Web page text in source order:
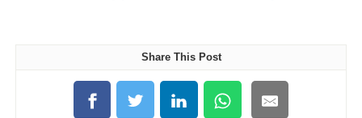
Share This Post